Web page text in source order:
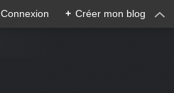
Connexion + Créer mon blog